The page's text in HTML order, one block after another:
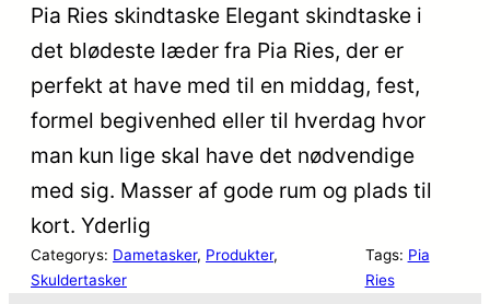
Pia Ries skindtaske Elegant skindtaske i
det blødeste læder fra Pia Ries, der er
perfekt at have med til en middag, fest,
formel begivenhed eller til hverdag hvor
man kun lige skal have det nødvendige
med sig. Masser af gode rum og plads til
kort. Yderlig
Categorys: Dametasker, Produkter
Skuldertasker
Tags: Pia
Ries